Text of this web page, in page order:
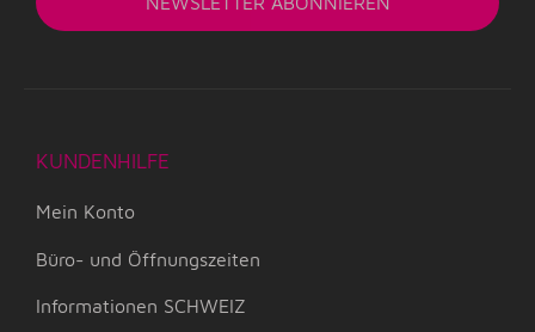
KUNDENHILFE
Mein Konto
Büro- und Öffnungszeiten
Informationen SCHWEIZ